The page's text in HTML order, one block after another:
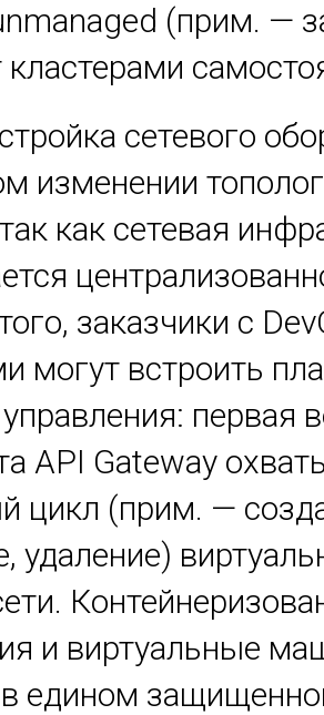
(прим. —
кластерами
сетевого
изменении
как сетевая
заказчики с
могут встроить
первая
API Gateway
цикл (прим. —
удаление)
и виртуальные
едином